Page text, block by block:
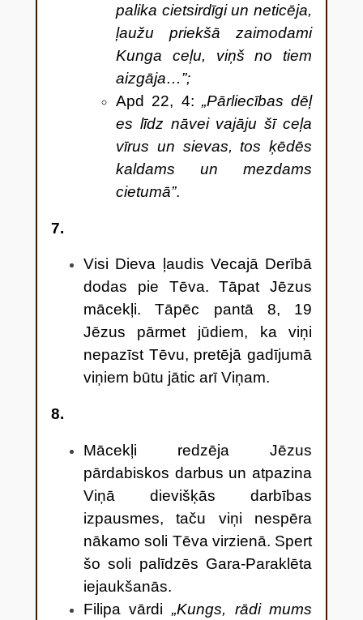
palika cietsirdīgi un neticēja,
ļaužu priekšā zaimodami
Kunga ceļu, viņš no tiem
aizgāja…”;
Apd 22, 4: „​Pārliecības dēļ
es līdz nāvei vajāju šī ceļa
vīrus un sievas, tos ķēdēs
kaldams un mezdams
cietumā”.
7.
Visi Dieva ļaudis Vecajā Derībā
dodas pie Tēva. Tāpat Jēzus
mācekļi. Tāpēc pantā 8, 19
Jēzus pārmet jūdiem, ka viņi
nepazīst Tēvu, pretējā gadījumā
viņiem būtu jātic arī Viņam.
8.
Mācekļi redzēja Jēzus
pārdabiskos darbus un atpazina
Viņā dievišķās darbības
izpausmes, taču viņi nespēra
nākamo soli Tēva virzienā. Spert
šo soli palīdzēs Gara-Paraklēta
iejaukšanās.
Filipa vārdi „Kungs, rādi mums